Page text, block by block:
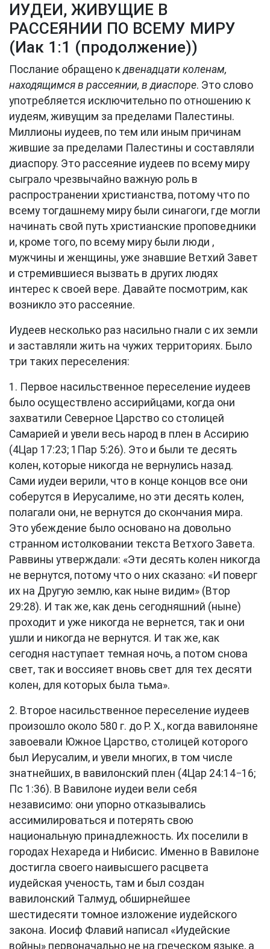
ИУДЕИ, ЖИВУЩИЕ В
РАССЕЯНИИ ПО ВСЕМУ МИРУ
(Иак 1:1 (продолжение))
Послание обращено кдвенадцати коленам,
находящимся в рассеянии, в диаспоре. Это слово
употребляется исключительно по отношению к
иудеям, живущим за пределами Палестины.
Миллионы иудеев, по тем или иным причинам
жившие за пределами Палестины и составляли
диаспору. Это рассеяние иудеев по всему миру
сыграло чрезвычайно важную роль в
распространении христианства, потому что по
всему тогдашнему миру были синагоги, где могли
начинать свой путь христианские проповедники
и, кроме того, по всему миру были люди ,
мужчины и женщины, уже знавшие Ветхий Завет
и стремившиеся вызвать в других людях
интерес к своей вере. Давайте посмотрим, как
возникло это рассеяние.
Иудеев несколько раз насильно гнали с их земли
и заставляли жить на чужих территориях. Было
три таких переселения:
1. Первое насильственное переселение иудеев
было осуществлено ассирийцами, когда они
захватили Северное Царство со столицей
Самарией и увели весь народ в плен в Ассирию
(4Цар 17:23; 1Пар 5:26). Это и были те десять
колен, которые никогда не вернулись назад.
Сами иудеи верили, что в конце концов все они
соберутся в Иерусалиме, но эти десять колен,
полагали они, не вернутся до скончания мира.
Это убеждение было основано на довольно
странном истолковании текста Ветхого Завета.
Раввины утверждали: «Эти десять колен никогда
не вернутся, потому что о них сказано: «И поверг
их на Другую землю, как ныне видим» (Втор
29:28). И так же, как день сегодняшний (ныне)
проходит и уже никогда не вернется, так и они
ушли и никогда не вернутся. И так же, как
сегодня наступает темная ночь, а потом снова
свет, так и воссияет вновь свет для тех десяти
колен, для которых была тьма».
2. Второе насильственное переселение иудеев
произошло около 580 г. до Р. Х., когда вавилоняне
завоевали Южное Царство, столицей которого
был Иерусалим, и увели многих, в том числе
знатнейших, в вавилонский плен (4Цар 24:14−16;
Пс 1:36). В Вавилоне иудеи вели себя
независимо: они упорно отказывались
ассимилироваться и потерять свою
национальную принадлежность. Их поселили в
городах Нехареда и Нибисис. Именно в Вавилоне
достигла своего наивысшего расцвета
иудейская ученость, там и был создан
вавилонский Талмуд, обширнейшее
шестидесяти томное изложение иудейского
закона. Иосиф Флавий написал «Иудейские
войны» первоначально не на греческом языке, а